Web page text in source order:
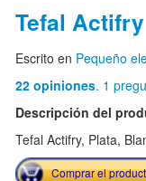
Tefal Actifry
Escrito en Pequeño
22 opiniones. 1
Descripción del
Tefal Actifry, Plata,
Comprar el